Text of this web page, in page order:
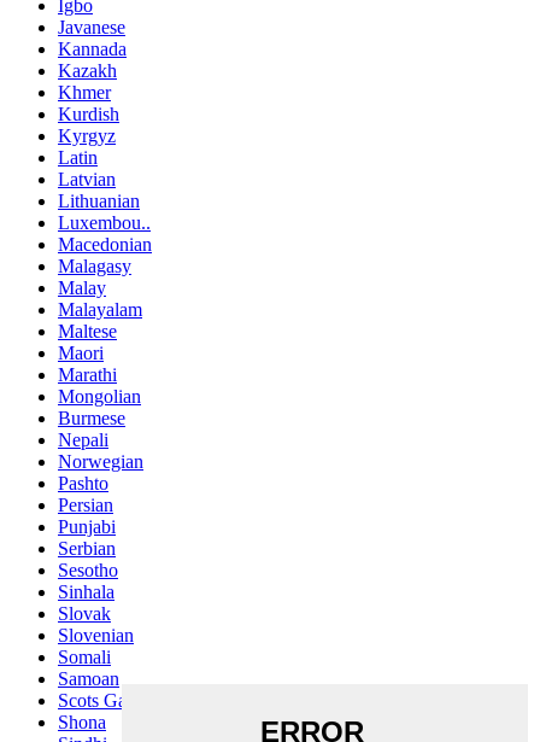
Igbo
Javanese
Kannada
Kazakh
Khmer
Kurdish
Kyrgyz
Latin
Latvian
Lithuanian
Luxembou..
Macedonian
Malagasy
Malay
Malayalam
Maltese
Maori
Marathi
Mongolian
Burmese
Nepali
Norwegian
Pashto
Persian
Punjabi
Serbian
Sesotho
Sinhala
Slovak
Slovenian
Somali
Samoan
Scots Gaelic
Shona